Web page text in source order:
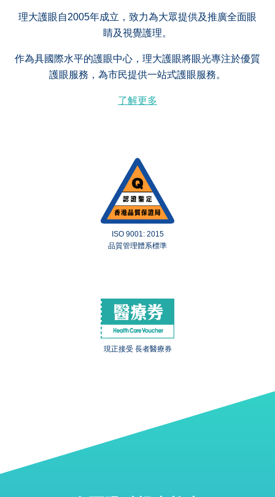
理大護眼自2005年成立，致力為大眾提供及推廣全面眼
睛及視覺護理。
作為具國際水平的護眼中心，理大護眼將眼光專注於優質
護眼服務，為市民提供一站式護眼服務。
了解更多
ISO 9001: 2015
品質管理體系標準
現正接受 長者醫療券